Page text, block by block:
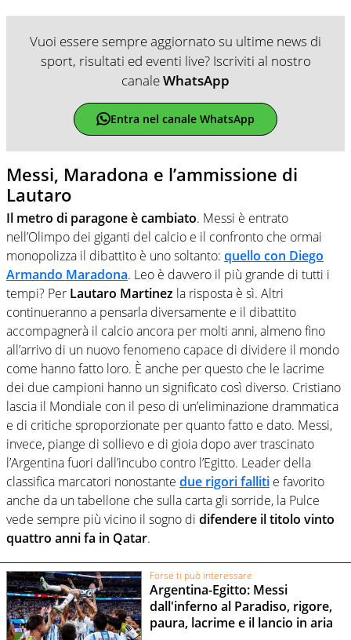
Vuoi essere sempre aggiornato su ultime news di
sport, risultati ed eventi live? Iscriviti al nostro
canaleWhatsApp
Entra nel canale WhatsApp
Messi, Maradona e l’ammissione di
Lautaro
Il metro di paragone è cambiato. Messi è entrato
nell’Olimpo dei giganti del calcio e il confronto che ormai
monopolizza il dibattito è uno soltanto: quello con Diego
Armando Maradona. Leo è davvero il più grande di tutti i
tempi? Per Lautaro Martinez la risposta è sì. Altri
continueranno a pensarla diversamente e il dibattito
accompagnerà il calcio ancora per molti anni, almeno fino
all’arrivo di un nuovo fenomeno capace di dividere il mondo
come hanno fatto loro. È anche per questo che le lacrime
dei due campioni hanno un significato così diverso. Cristiano
lascia il Mondiale con il peso di un’eliminazione drammatica
e di critiche sproporzionate per quanto fatto e dato. Messi,
invece, piange di sollievo e di gioia dopo aver trascinato
l’Argentina fuori dall’incubo contro l’Egitto. Leader della
classifica marcatori nonostante due rigori falliti e favorito
anche da un tabellone che sulla carta gli sorride, la Pulce
vede sempre più vicino il sogno di difendere il titolo vinto
quattro anni fa in Qatar.
Forse ti può interessare
Argentina-Egitto: Messi
dall'inferno al Paradiso, rigore,
paura, lacrime e il lancio in aria